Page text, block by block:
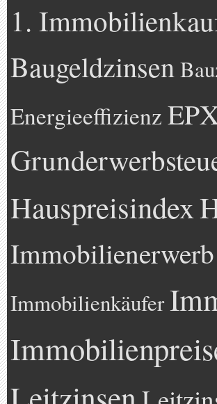
1.
Baugeldzinsen
Energieeffizienz
Hauspreisindex
Immobilienerwerb
Immobilienkäufer